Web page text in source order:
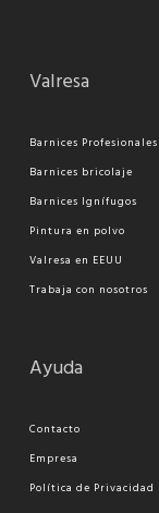
Valresa
Barnices Profesionales
Barnices bricolaje
Barnices Ignífugos
Pintura en polvo
Valresa en EEUU
Trabaja con nosotros
Ayuda
Contacto
Empresa
Política de Privacidad